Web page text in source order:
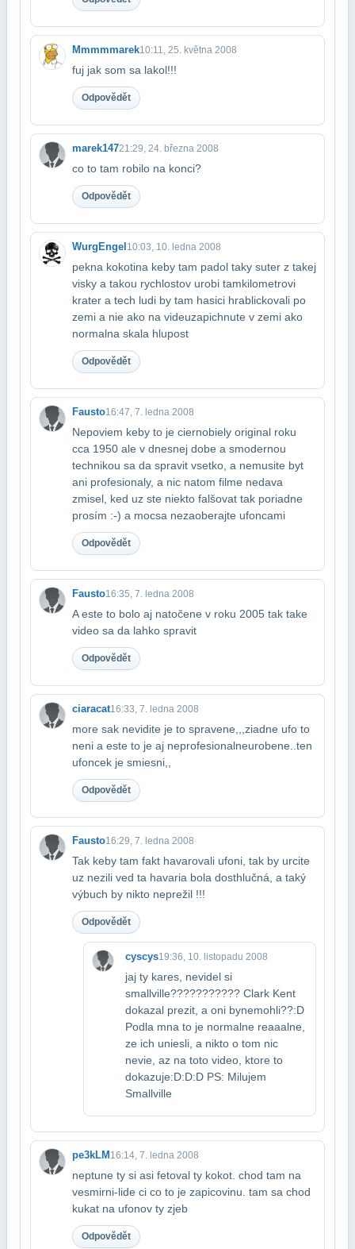
Mmmmmarek10:11, 25. května 2008
fuj jak som sa lakol!!!
Odpovědět
marek14721:29, 24. března 2008
co to tam robilo na konci?
Odpovědět
WurgEngel10:03, 10. ledna 2008
pekna kokotina keby tam padol taky suter z takej
visky a takou rychlostov urobi tam​kilometrovi
krater a tech ludi by tam hasici hrablickovali po
zemi a nie ako na videu​zapichnute v zemi ako
normalna skala hlupost
Odpovědět
Fausto16:47, 7. ledna 2008
Nepoviem keby to je ciernobiely original roku
cca 1950 ale v dnesnej dobe a s​modernou
technikou sa da spravit vsetko, a nemusite byt
ani profesionaly, a nic na​tom filme nedava
zmisel, ked uz ste niekto falšovat tak poriadne
prosím :-) a moc​sa nezaoberajte ufoncami
Odpovědět
Fausto16:35, 7. ledna 2008
A este to bolo aj natočene v roku 2005 tak take
video sa da lahko spravit
Odpovědět
ciaracat16:33, 7. ledna 2008
more sak nevidite je to spravene,,,ziadne ufo to
neni a este to je aj neprofesionalne​urobene..ten
ufoncek je smiesni,,
Odpovědět
Fausto16:29, 7. ledna 2008
Tak keby tam fakt havarovali ufoni, tak by urcite
uz nezili ved ta havaria bola dost​hlučná, a taký
výbuch by nikto neprežil !!!
Odpovědět
cyscys19:36, 10. listopadu 2008
jaj ty kares, nevidel si
smallville??????????? Clark Kent
dokazal prezit, a oni by​nemohli??:D
Podla mna to je normalne reaaalne,
ze ich uniesli, a nikto o tom nic​
nevie, az na toto video, ktore to
dokazuje:D:D:D PS: Milujem
Smallville
pe3kLM16:14, 7. ledna 2008
neptune ty si asi fetoval ty kokot. chod tam na
vesmirni-lide ci co to je za​picovinu. tam sa chod
kukat na ufonov ty zjeb
Odpovědět